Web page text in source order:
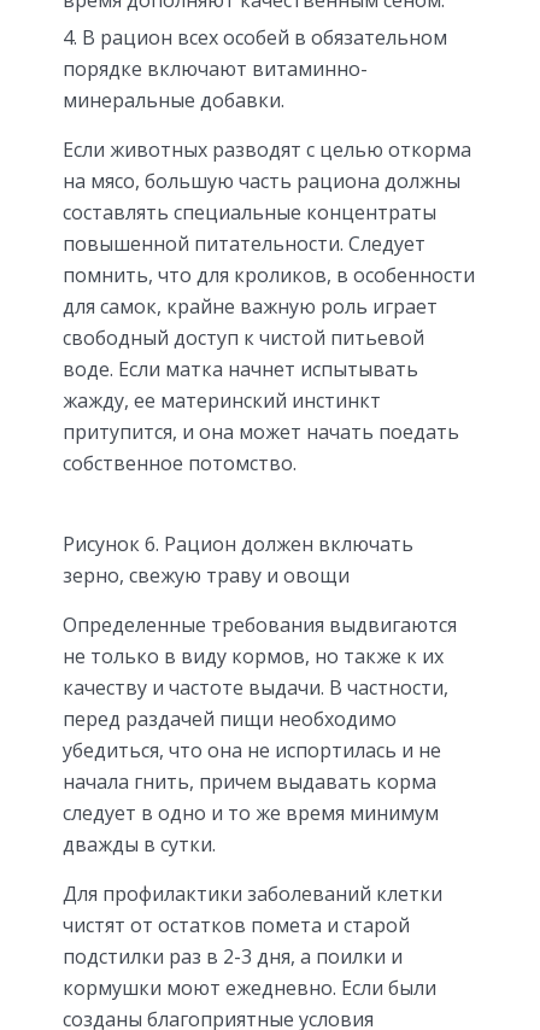
В рацион всех особей в обязательном
порядке включают витаминно-
минеральные добавки.
Если животных разводят с целью откорма
на мясо, большую часть рациона должны
составлять специальные концентраты
повышенной питательности. Следует
помнить, что для кроликов, в особенности
для самок, крайне важную роль играет
свободный доступ к чистой питьевой
воде. Если матка начнет испытывать
жажду, ее материнский инстинкт
притупится, и она может начать поедать
собственное потомство.
Рисунок 6. Рацион должен включать
зерно, свежую траву и овощи
Определенные требования выдвигаются
не только в виду кормов, но также к их
качеству и частоте выдачи. В частности,
перед раздачей пищи необходимо
убедиться, что она не испортилась и не
начала гнить, причем выдавать корма
следует в одно и то же время минимум
дважды в сутки.
Для профилактики заболеваний клетки
чистят от остатков помета и старой
подстилки раз в 2-3 дня, а поилки и
кормушки моют ежедневно. Если были
созданы благоприятные условия